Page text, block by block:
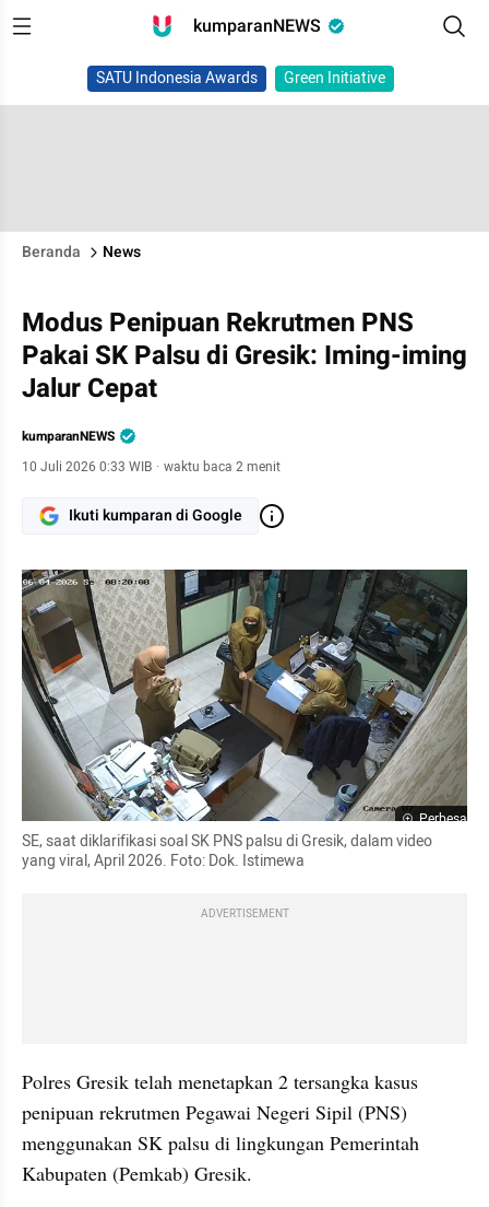
kumparanNEWS
SATU Indonesia Awards Green Initiative
Beranda News
Modus Penipuan Rekrutmen PNS
Pakai SK Palsu di Gresik: Iming-iming
Jalur Cepat
kumparanNEWS
10 Juli 2026 0:33 WIB · waktu baca 2 menit
Ikuti kumparan di Google
Perbesar
SE, saat diklarifikasi soal SK PNS palsu di Gresik, dalam video
yang viral, April 2026. Foto: Dok. Istimewa
ADVERTISEMENT
Polres Gresik telah menetapkan 2 tersangka kasus
penipuan rekrutmen Pegawai Negeri Sipil (PNS)
menggunakan SK palsu di lingkungan Pemerintah
Kabupaten (Pemkab) Gresik.